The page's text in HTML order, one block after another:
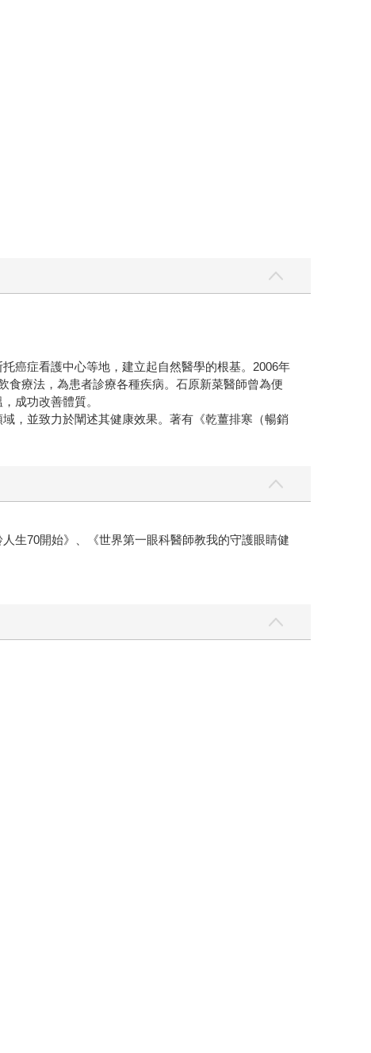
癌症看護中心等地，建立起自然醫學的根基。2006年
食療法，為患者診療各種疾病。石原新菜醫師曾為便
成功改善體質。
，並致力於闡述其健康效果。著有《乾薑排寒（暢銷
生70開始》、《世界第一眼科醫師教我的守護眼睛健